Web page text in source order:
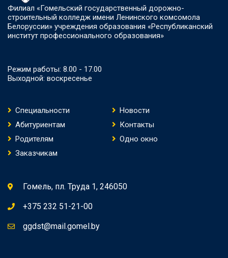
Филиал «Гомельский государственный дорожно-
строительный колледж имени Ленинского комсомола
Белоруссии» учреждения образования «Республиканский
институт профессионального образования»
Режим работы: 8.00 - 17.00
Выходной: воскресенье
Специальности
Новости
Абитуриентам
Контакты
Родителям
Одно окно
Заказчикам
Гомель, пл. Труда 1, 246050
+375 232 51-21-00
ggdst@mail.gomel.by